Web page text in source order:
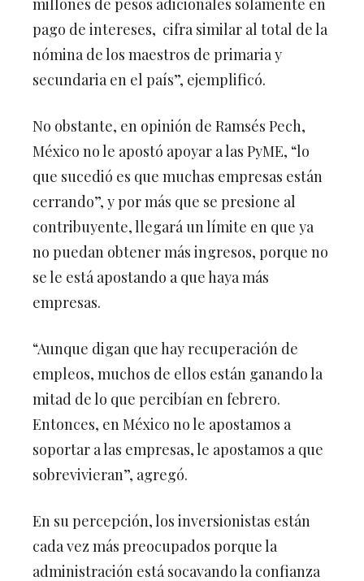
pago de intereses, cifra similar al total de la
nómina de los maestros de primaria y
secundaria en el país”, ejemplificó.
No obstante, en opinión de Ramsés Pech,
México no le apostó apoyar a las PyME, “lo
que sucedió es que muchas empresas están
cerrando”, y por más que se presione al
contribuyente, llegará un límite en que ya
no puedan obtener más ingresos, porque no
se le está apostando a que haya más
empresas.
“Aunque digan que hay recuperación de
empleos, muchos de ellos están ganando la
mitad de lo que percibían en febrero.
Entonces, en México no le apostamos a
soportar a las empresas, le apostamos a que
sobrevivieran”, agregó.
En su percepción, los inversionistas están
cada vez más preocupados porque la
administración está socavando la confianza